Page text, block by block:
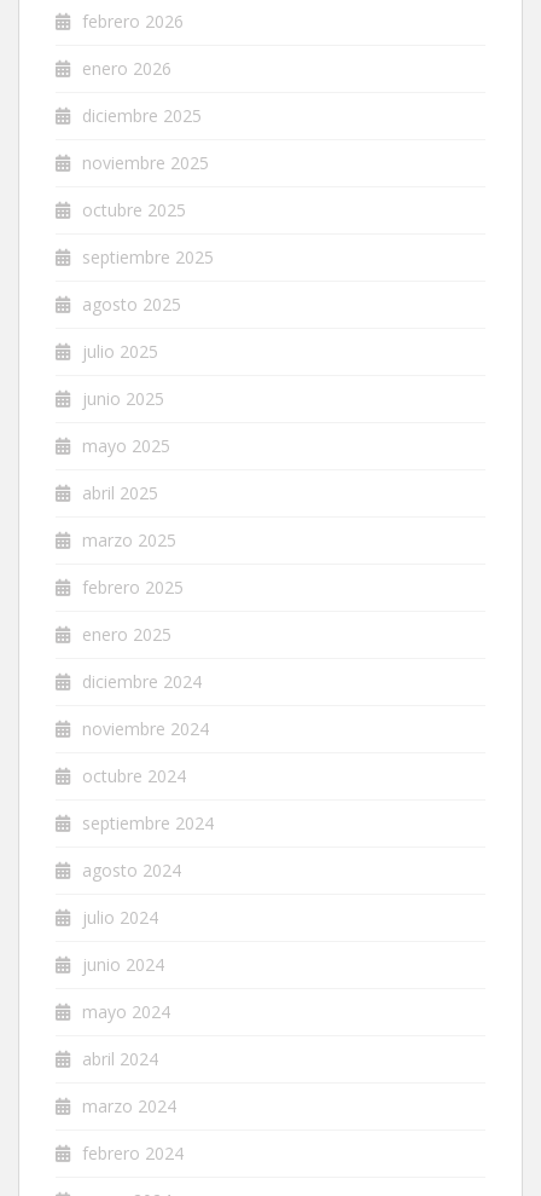
febrero 2026
enero 2026
diciembre 2025
noviembre 2025
octubre 2025
septiembre 2025
agosto 2025
julio 2025
junio 2025
mayo 2025
abril 2025
marzo 2025
febrero 2025
enero 2025
diciembre 2024
noviembre 2024
octubre 2024
septiembre 2024
agosto 2024
julio 2024
junio 2024
mayo 2024
abril 2024
marzo 2024
febrero 2024